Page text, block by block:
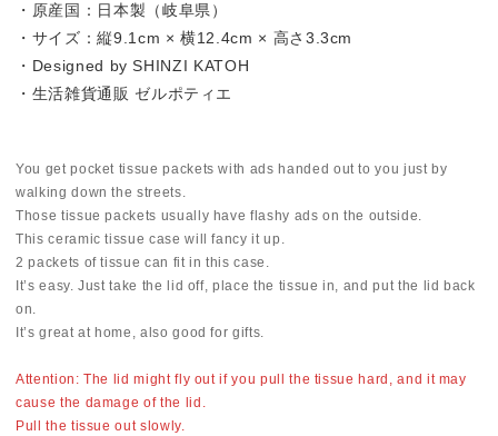
・原産国：日本製（岐阜県）
・サイズ：縦9.1cm × 横12.4cm × 高さ3.3cm
・Designed by SHINZI KATOH
・生活雑貨通販 ゼルポティエ
You get pocket tissue packets with ads handed out to you just by
walking down the streets.
Those tissue packets usually have flashy ads on the outside.
This ceramic tissue case will fancy it up.
2 packets of tissue can fit in this case.
It’s easy. Just take the lid off, place the tissue in, and put the lid back
on.
It’s great at home, also good for gifts.
Attention: The lid might fly out if you pull the tissue hard, and it may
cause the damage of the lid.
Pull the tissue out slowly.